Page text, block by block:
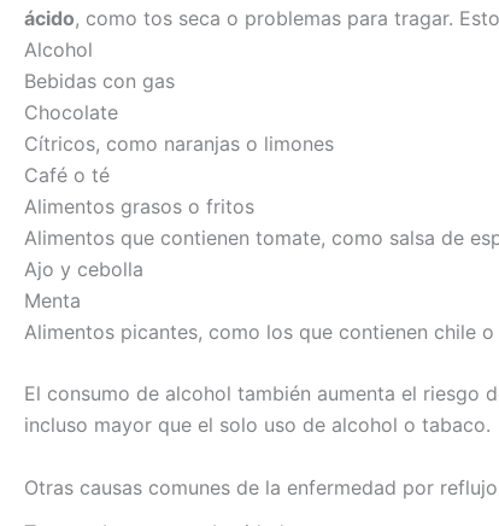
ácido, como tos seca o problemas para tragar.
Alcohol
Bebidas con gas
Chocolate
Cítricos, como naranjas o limones
Café o té
Alimentos grasos o fritos
Alimentos que contienen tomate, como salsa de
Ajo y cebolla
Menta
Alimentos picantes, como los que contienen chile
El consumo de alcohol también aumenta el riesgo
incluso mayor que el solo uso de alcohol o tabaco.
Otras causas comunes de la enfermedad por